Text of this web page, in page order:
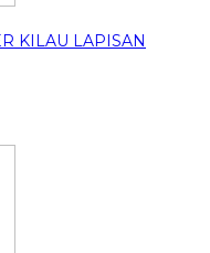
KILAU LAPISAN